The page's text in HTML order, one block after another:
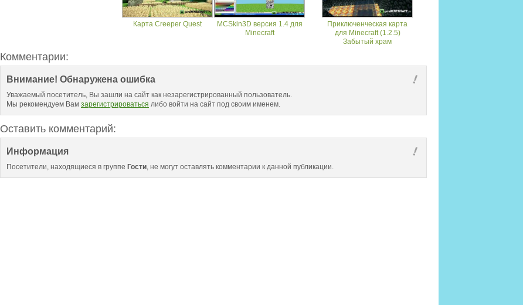
Карта Creeper Quest
MCSkin3D версия 1.4 для
Minecraft
Приключенческая карта
для Minecraft (1.2.5)
Забытый храм
Комментарии:
Внимание! Обнаружена ошибка
Уважаемый посетитель, Вы зашли на сайт как незарегистрированный пользователь.
Мы рекомендуем Вам зарегистрироваться либо войти на сайт под своим именем.
Оставить комментарий:
Информация
Посетители, находящиеся в группе Гости, не могут оставлять комментарии к данной публикации.